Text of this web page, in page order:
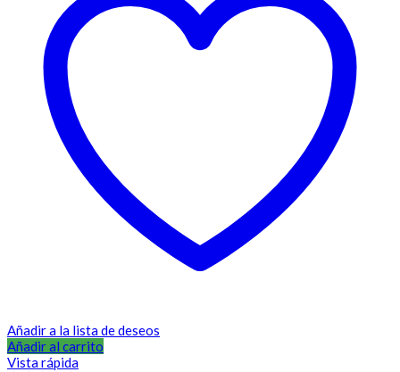
Añadir a la lista de deseos
Añadir al carrito
Vista rápida